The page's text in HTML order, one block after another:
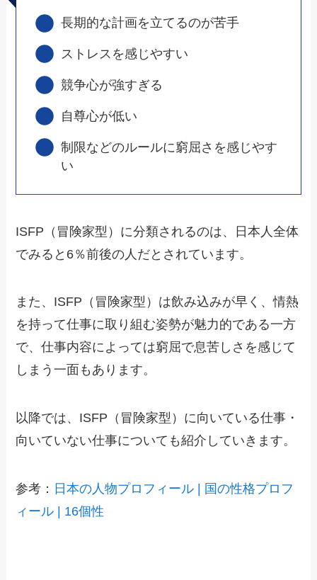
長期的な計画を立てるのが苦手
ストレスを感じやすい
競争心が強すぎる
自尊心が低い
制限などのルールに窮屈さを感じやす
い
ISFP（冒険家型）に分類されるのは、日本人全体
でみると6％前後の人だとされています。
また、ISFP（冒険家型）は飲み込みが早く、情熱
を持って仕事に取り組む姿勢が魅力的である一方
で、仕事内容によっては窮屈で息苦しさを感じて
しまう一面もあります。
以降では、ISFP（冒険家型）に向いている仕事・
向いていない仕事についても紹介していきます。
参考： 日本の人物プロフィール | 国の性格プロフ
ィール | 16個性